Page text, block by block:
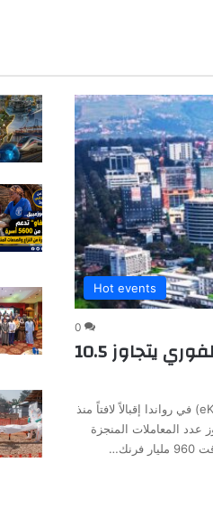
Hot events
0
رواندا.. نظام “إي كاش” للأداء الفوري يتجاوز 10.5
سجّل نظام الأداء الفوري الجديد «إي كاش» (eKash) في رواندا إقبالاً لافتاً منذ
تجاوز عدد المعاملات المنجزة